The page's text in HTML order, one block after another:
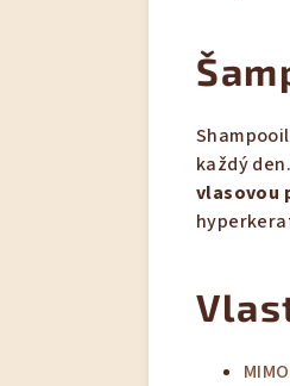
každý
vlasovou